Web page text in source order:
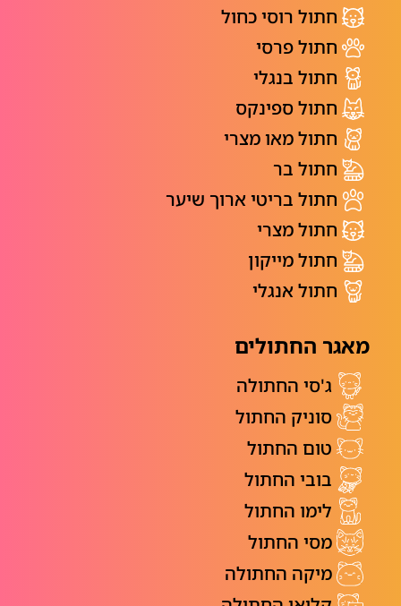
חתול רוסי כחול
חתול פרסי
חתול בנגלי
חתול ספינקס
חתול מאו מצרי
חתול בר
חתול בריטי ארוך שיער
חתול מצרי
חתול מייקון
חתול אנגלי
מאגר החתולים
ג'סי החתולה
סוניק החתול
טום החתול
בובי החתול
לימו החתול
מסי החתול
מיקה החתולה